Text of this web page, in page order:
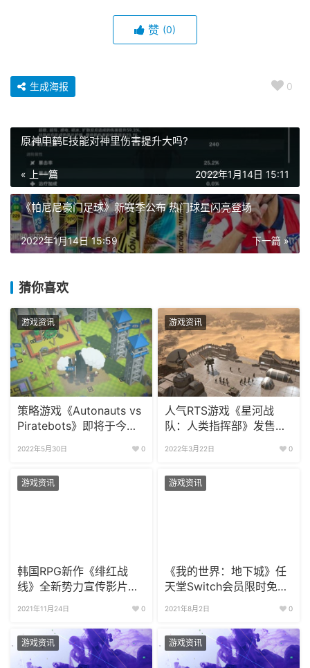
赞 (0)
0
生成海报
原神申鹤E技能对神里伤害提升大吗?
« 上一篇 2022年1月14日 15:11
《帕尼尼豪门足球》新赛季公布 热门球星闪亮登场
下一篇 »
2022年1月14日 15:59
猜你喜欢
游戏资讯
策略游戏《Autonauts vs
Piratebots》即将于今夏
2022年5月30日 0
游戏资讯
人气RTS游戏《星河战
队：人类指挥部》发售日
2022年3月22日 0
游戏资讯
韩国RPG新作《绯红战
线》全新势力宣传影片放
2021年11月24日 0
游戏资讯
《我的世界：地下城》任
天堂Switch会员限时免费
2021年8月2日 0
游戏资讯 游戏资讯